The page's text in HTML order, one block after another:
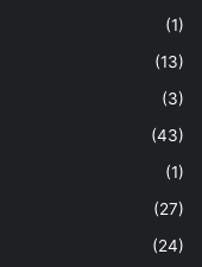
(1)
(13)
(3)
(43)
(1)
(27)
(24)